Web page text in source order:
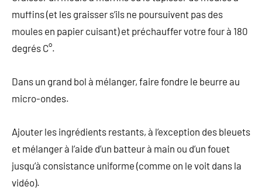
muffins (et les graisser s’ils ne poursuivent pas des
moules en papier cuisant) et préchauffer votre four à 180
degrés C°.
Dans un grand bol à mélanger, faire fondre le beurre au
micro-ondes.
Ajouter les ingrédients restants, à l’exception des bleuets
et mélanger à l’aide d’un batteur à main ou d’un fouet
jusqu’à consistance uniforme (comme on le voit dans la
vidéo).